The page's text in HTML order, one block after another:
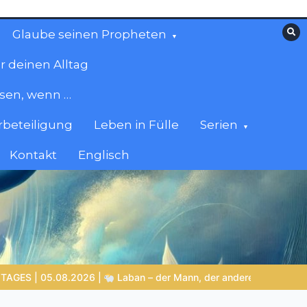
Glaube seinen Propheten
deinen Alltag
wenn …
Leben in Fülle Serien
Kontakt Englisch
andere überlistete und selbst Gottes Grenzen erlebte